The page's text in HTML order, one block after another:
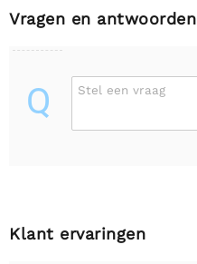
Vragen en antwoorden
Q Stel een vraag
Klant ervaringen